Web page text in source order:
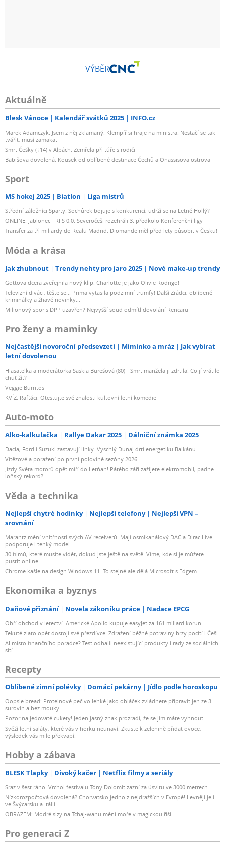
VÝBĚR
Aktuálně
Blesk Vánoce Kalendář svátků 2025 INFO.cz
Marek Adamczyk: Jsem z něj zklamaný. Klempíř si hraje na ministra. Nestačí se tak
tvářit, musí zamakat
Smrt Češky (†14) v Alpách: Zemřela při túře s rodiči
Babišova dovolená: Kousek od oblíbené destinace Čechů a Onassisova ostrova
Sport
MS hokej 2025 Biatlon Liga mistrů
Střední záložníci Sparty: Sochůrek bojuje s konkurencí, udrží se na Letné Hollý?
ONLINE: Jablonec - RFS 0:0. Severočeši rozehráli 3. předkolo Konferenční ligy
Transfer za tři miliardy do Realu Madrid: Diomande měl před lety působit v Česku!
Móda a krása
Jak zhubnout Trendy nehty pro jaro 2025 Nové make-up trendy
Gottova dcera zveřejnila nový klip: Charlotte je jako Olivie Rodrigo!
Televizní diváci, těšte se... Prima vytasila podzimní trumfy! Další Zrádci, oblíbené
kriminálky a žhavé novinky...
Milionový spor s DPP uzavřen? Nejvyšší soud odmítl dovolání Rencaru
Pro ženy a maminky
Nejčastější novoroční předsevzetí Miminko a mráz
Jak vybírat
letní dovolenou
Hlasatelka a moderátorka Saskia Burešová (80) - Smrt manžela ji zdrtila! Co jí vrátilo
chuť žít?
Veggie Burritos
KVÍZ: Rafťáci. Otestujte své znalosti kultovní letní komedie
Auto-moto
Alko-kalkulačka Rallye Dakar 2025 Dálniční známka 2025
Dacia, Ford i Suzuki zastavují linky. Vyschlý Dunaj drtí energetiku Balkánu
Vítězové a poražení po první polovině sezóny 2026
Jízdy Světa motorů opět míří do Letňan! Pátého září zažijete elektromobil, padne
loňský rekord?
Věda a technika
Nejlepší chytré hodinky Nejlepší telefony
Nejlepší VPN –
srovnání
Marantz mění vnitřnosti svých AV receiverů. Mají osmikanálový DAC a Dirac Live
podporuje i tenký model
30 filmů, které musíte vidět, dokud jste ještě na světě. Víme, kde si je můžete
pustit online
Chrome kašle na design Windows 11. To stejné ale dělá Microsoft s Edgem
Ekonomika a byznys
Daňové přiznání Novela zákoníku práce Nadace EPCG
Obří obchod v letectví. Americké Apollo kupuje easyJet za 161 miliard korun
Tekuté zlato opět dostojí své přezdívce. Zdražení běžné potraviny brzy pocítí i Češi
AI místo finančního poradce? Test odhalil neexistující produkty i rady ze sociálních
sítí
Recepty
Oblíbené zimní polévky Domácí pekárny Jídlo podle horoskopu
Oopsie bread: Proteinové pečivo lehké jako obláček zvládnete připravit jen ze 3
surovin a bez mouky
Pozor na jedovaté cukety! Jeden jasný znak prozradí, že se jim máte vyhnout
Svěží letní saláty, které vás v horku neunaví: Zkuste k zelenině přidat ovoce,
výsledek vás mile překvapí!
Hobby a zábava
BLESK Tlapky Divoký kačer Netflix filmy a seriály
Sraz v šest ráno. Vrchol festivalu Tóny Dolomit zazní za úsvitu ve 3000 metrech
Nízkorozpočtová dovolená? Chorvatsko jedno z nejdražších v Evropě! Levněji je i
ve Švýcarsku a Itálii
OBRAZEM: Modré slzy na Tchaj-wanu mění moře v magickou říši
Pro generaci Z